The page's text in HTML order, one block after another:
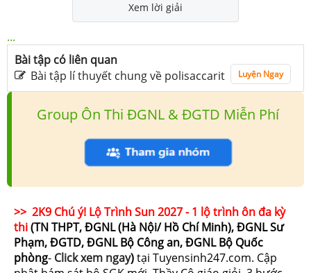
Xem lời giải
...
Bài tập có liên quan
Bài tập lí thuyết chung về polisaccarit
Luyện Ngay
Group Ôn Thi ĐGNL & ĐGTD Miễn Phí
>> 2K9 Chú ý! Lộ Trình Sun 2027 - 1 lộ trình ôn đa kỳ
thi(TN THPT, ĐGNL (Hà Nội/ Hồ Chí Minh), ĐGNL Sư
Phạm, ĐGTD, ĐGNL Bộ Công an, ĐGNL Bộ Quốc
phòng- Click xem ngay)tại Tuyensinh247.com. Cập